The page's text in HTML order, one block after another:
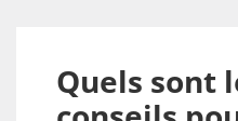
Quels sont